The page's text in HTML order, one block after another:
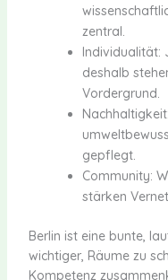
zentral.
Individualität:
deshalb
Vordergrund.
gepflegt.
Community:
stärken
Berlin ist eine bunte,
wichtiger, Räume zu
Kompetenz